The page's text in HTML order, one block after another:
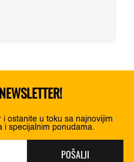
i ostanite u toku sa najnovijim
i specijalnim ponudama.
POŠALJI